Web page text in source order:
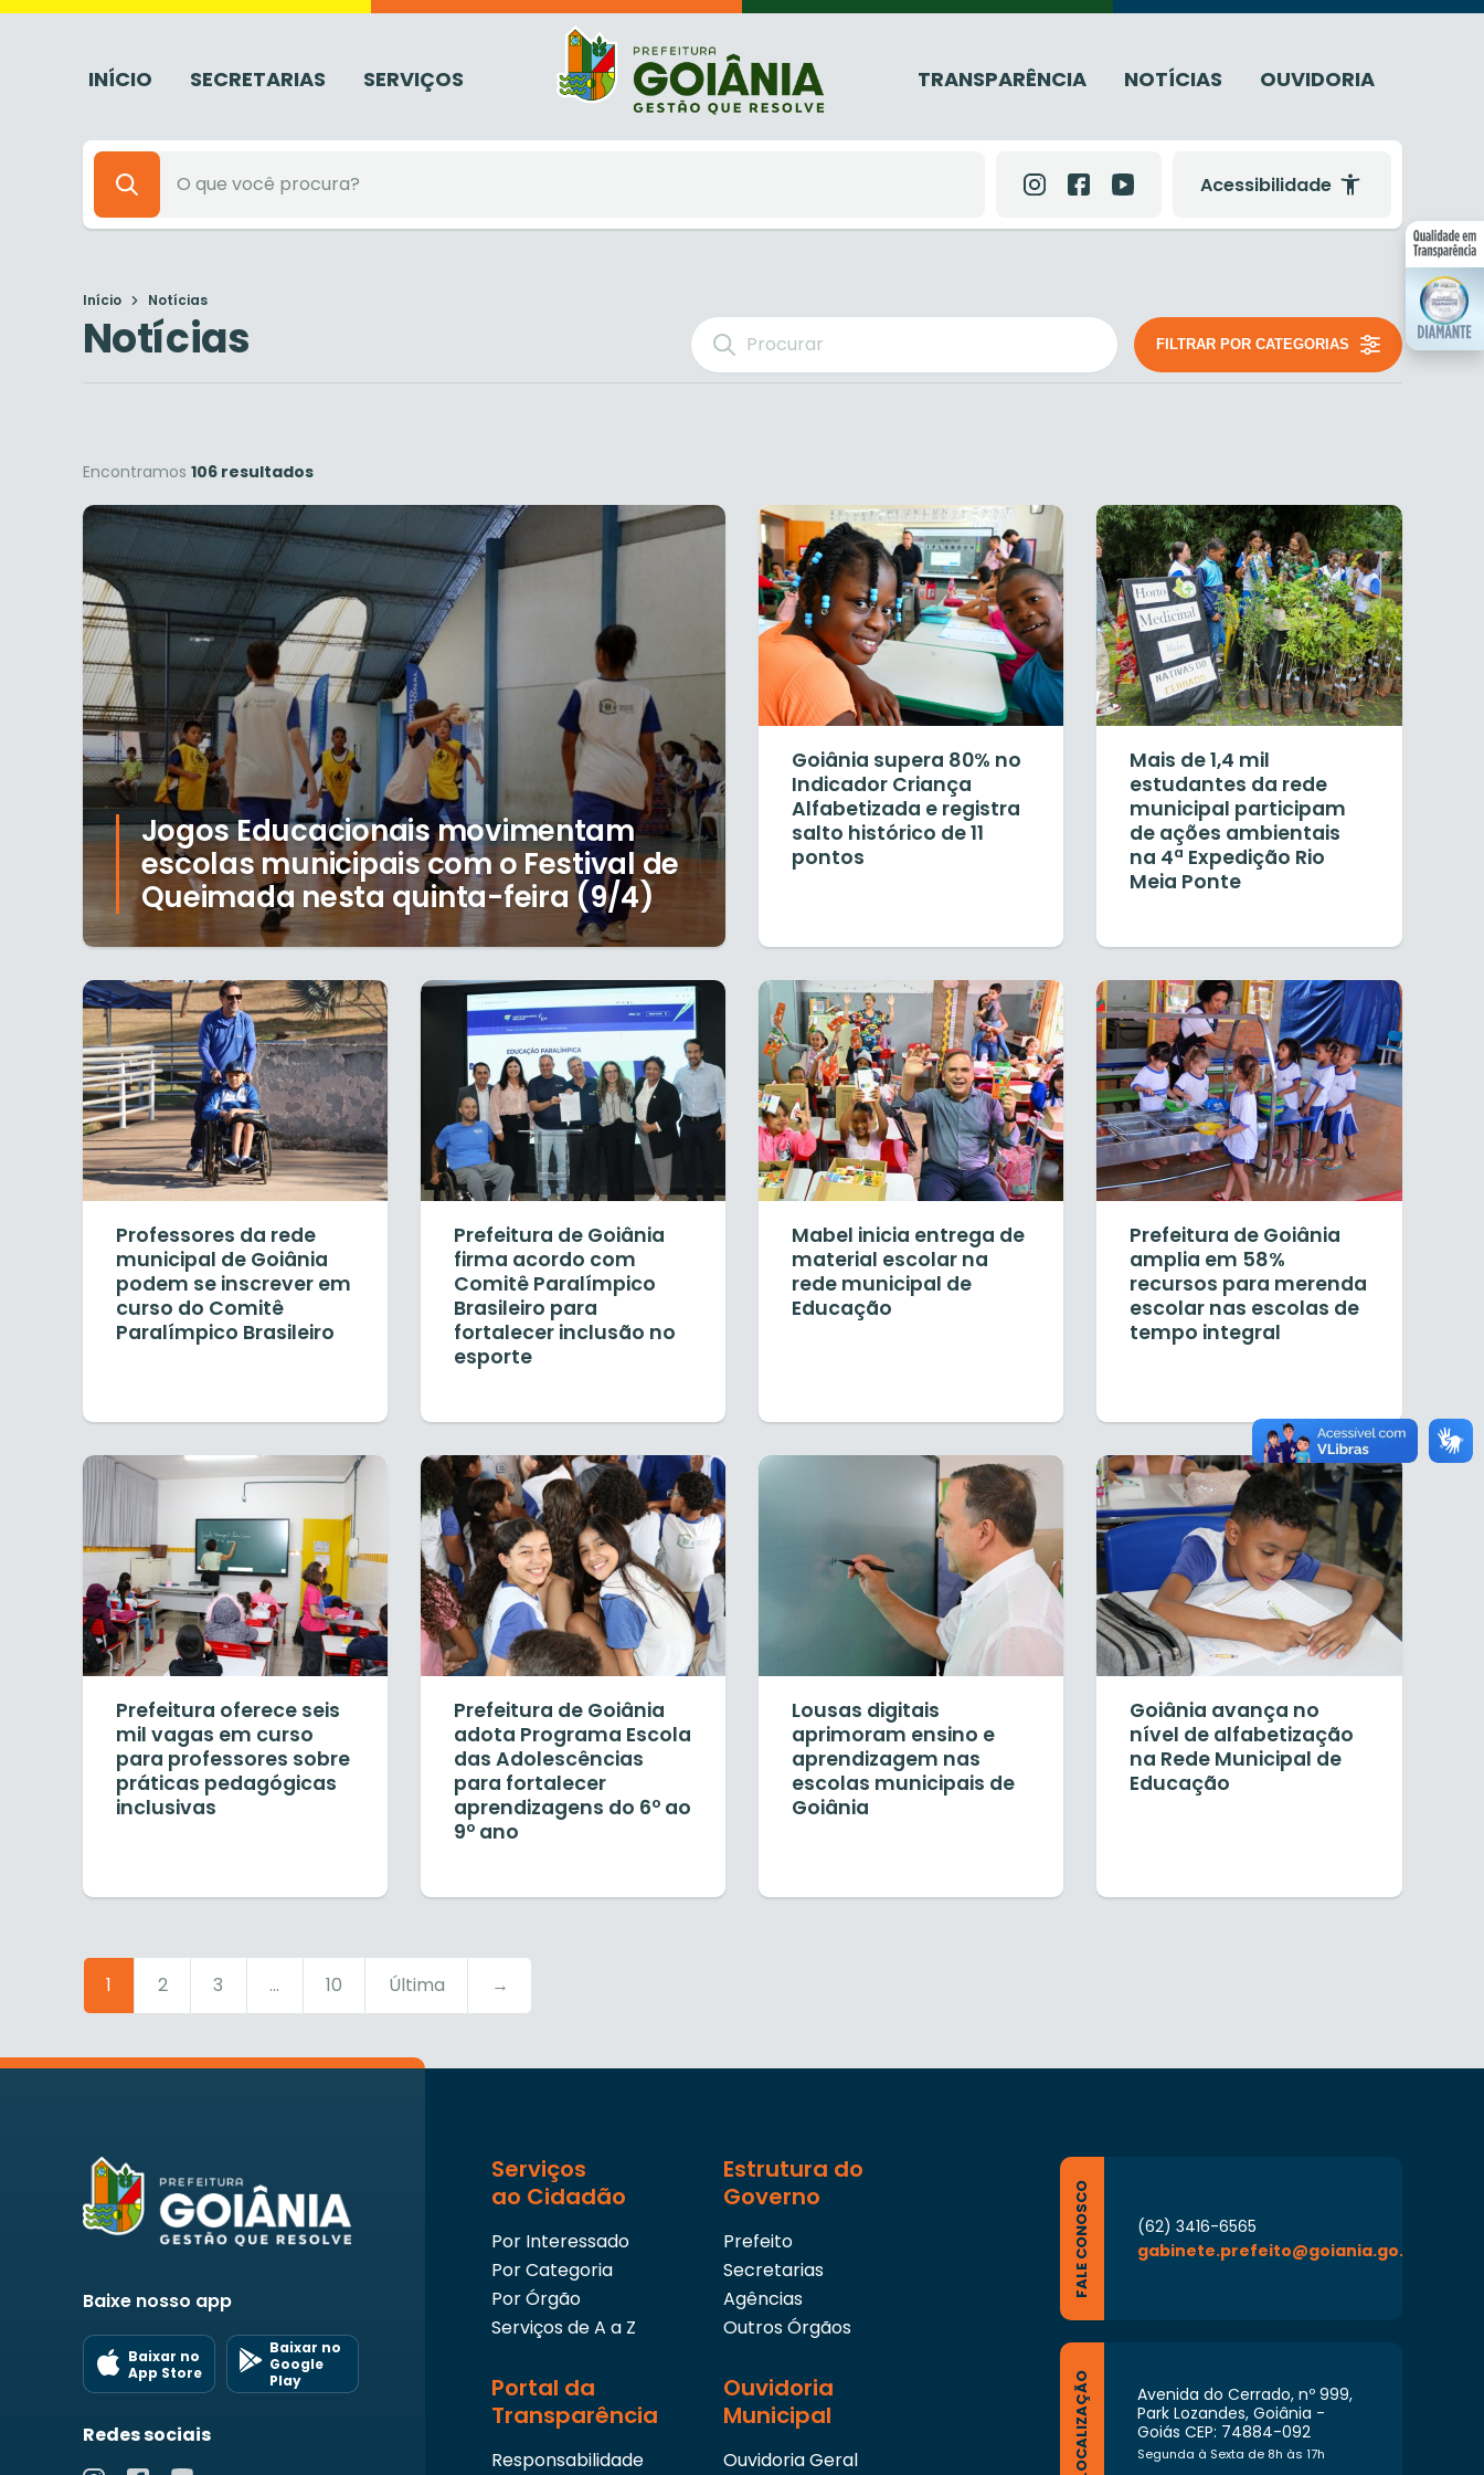
INÍCIO SECRETARIAS SERVIÇOS TRANSPARÊNCIA NOTÍCIAS OUVIDORIA
Acessibilidade
Início Notícias
Notícias FILTRAR POR CATEGORIAS
Encontramos 106 resultados
Jogos Educacionais movimentam
escolas municipais com o Festival de
Queimada nesta quinta-feira (9/4)
Goiânia supera 80% no
Indicador Criança
Alfabetizada e registra
salto histórico de 11
pontos
Mais de 1,4 mil
estudantes da rede
municipal participam
de ações ambientais
na 4ª Expedição Rio
Meia Ponte
Professores da rede
municipal de Goiânia
podem se inscrever em
curso do Comitê
Paralímpico Brasileiro
Prefeitura de Goiânia
firma acordo com
Comitê Paralímpico
Brasileiro para
fortalecer inclusão no
esporte
Mabel inicia entrega de
material escolar na
rede municipal de
Educação
Prefeitura de Goiânia
amplia em 58%
recursos para merenda
escolar nas escolas de
tempo integral
Prefeitura oferece seis
mil vagas em curso
para professores sobre
práticas pedagógicas
inclusivas
Prefeitura de Goiânia
adota Programa Escola
das Adolescências
para fortalecer
aprendizagens do 6º ao
9º ano
Lousas digitais
aprimoram ensino e
aprendizagem nas
escolas municipais de
Goiânia
Goiânia avança no
nível de alfabetização
na Rede Municipal de
Educação
1 2 3 ... 10 Última →
Baixe nosso app
Baixar no
App Store
Baixar no
Google
Play
Redes sociais
Serviços
ao Cidadão
Por Interessado
Por Categoria
Por Órgão
Serviços de A a Z
Estrutura do
Governo
Prefeito
Secretarias
Agências
Outros Órgãos
Portal da
Transparência
Responsabilidade
Ouvidoria
Municipal
Ouvidoria Geral
FALE CONOSCO
(62) 3416-6565
gabinete.prefeito@goiania.go.gov.br
LOCALIZAÇÃO
Avenida do Cerrado, nº 999,
Park Lozandes, Goiânia -
Goiás CEP: 74884-092
Segunda à Sexta de 8h às 17h